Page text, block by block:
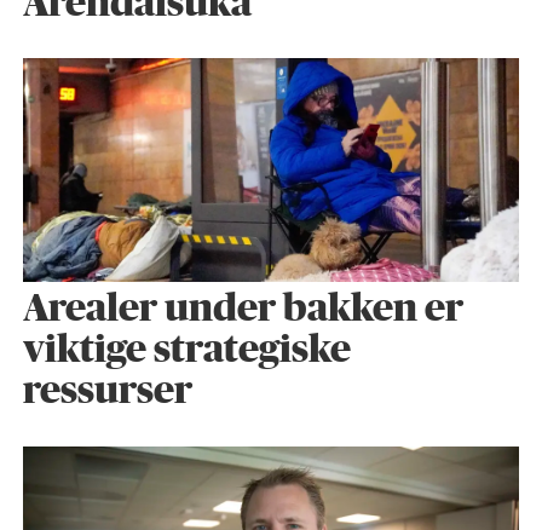
Arealer under bakken er
viktige strategiske
ressurser